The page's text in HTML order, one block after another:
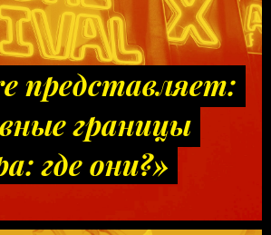
представляет:
границы
где они?»